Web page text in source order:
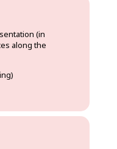
(in
along the